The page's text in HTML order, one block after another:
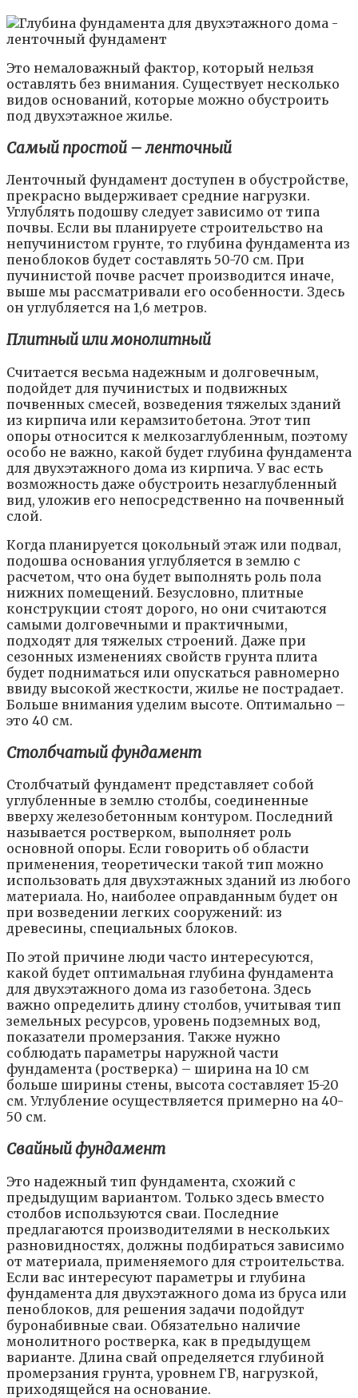
Это немаловажный фактор, который нельзя
оставлять без внимания. Существует несколько
видов оснований, которые можно обустроить
под двухэтажное жилье.
Самый простой – ленточный
Ленточный фундамент доступен в обустройстве,
прекрасно выдерживает средние нагрузки.
Углублять подошву следует зависимо от типа
почвы. Если вы планируете строительство на
непучинистом грунте, то глубина фундамента из
пеноблоков будет составлять 50-70 см. При
пучинистой почве расчет производится иначе,
выше мы рассматривали его особенности. Здесь
он углубляется на 1,6 метров.
Плитный или монолитный
Считается весьма надежным и долговечным,
подойдет для пучинистых и подвижных
почвенных смесей, возведения тяжелых зданий
из кирпича или керамзитобетона. Этот тип
опоры относится к мелкозаглубленным, поэтому
особо не важно, какой будет глубина фундамента
для двухэтажного дома из кирпича. У вас есть
возможность даже обустроить незаглубленный
вид, уложив его непосредственно на почвенный
слой.
Когда планируется цокольный этаж или подвал,
подошва основания углубляется в землю с
расчетом, что она будет выполнять роль пола
нижних помещений. Безусловно, плитные
конструкции стоят дорого, но они считаются
самыми долговечными и практичными,
подходят для тяжелых строений. Даже при
сезонных изменениях свойств грунта плита
будет подниматься или опускаться равномерно
ввиду высокой жесткости, жилье не пострадает.
Больше внимания уделим высоте. Оптимально –
это 40 см.
Столбчатый фундамент
Столбчатый фундамент представляет собой
углубленные в землю столбы, соединенные
вверху железобетонным контуром. Последний
называется ростверком, выполняет роль
основной опоры. Если говорить об области
применения, теоретически такой тип можно
использовать для двухэтажных зданий из любого
материала. Но, наиболее оправданным будет он
при возведении легких сооружений: из
древесины, специальных блоков.
По этой причине люди часто интересуются,
какой будет оптимальная глубина фундамента
для двухэтажного дома из газобетона. Здесь
важно определить длину столбов, учитывая тип
земельных ресурсов, уровень подземных вод,
показатели промерзания. Также нужно
соблюдать параметры наружной части
фундамента (ростверка) – ширина на 10 см
больше ширины стены, высота составляет 15-20
см. Углубление осуществляется примерно на 40-
50 см.
Свайный фундамент
Это надежный тип фундамента, схожий с
предыдущим вариантом. Только здесь вместо
столбов используются сваи. Последние
предлагаются производителями в нескольких
разновидностях, должны подбираться зависимо
от материала, применяемого для строительства.
Если вас интересуют параметры и глубина
фундамента для двухэтажного дома из бруса или
пеноблоков, для решения задачи подойдут
буронабивные сваи. Обязательно наличие
монолитного ростверка, как в предыдущем
варианте. Длина свай определяется глубиной
промерзания грунта, уровнем ГВ, нагрузкой,
приходящейся на основание.